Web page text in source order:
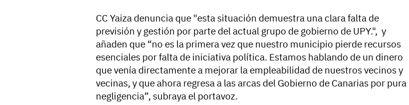
CC Yaiza denuncia que "esta situación demuestra una clara falta de
previsión y gestión por parte del actual grupo de gobierno de UPY.", y
añaden que “no es la primera vez que nuestro municipio pierde recursos
esenciales por falta de iniciativa política. Estamos hablando de un dinero
que venía directamente a mejorar la empleabilidad de nuestros vecinos y
vecinas, y que ahora regresa a las arcas del Gobierno de Canarias por pura
negligencia”, subraya el portavoz.